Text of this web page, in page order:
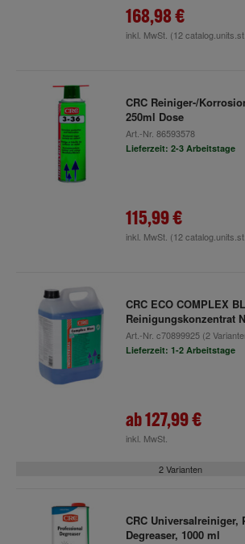
168,98 €
inkl. MwSt. (12
CRC Reiniger-/
250ml Dose
Art.-Nr. 86593578
Lieferzeit: 2-3 Arbeitstage
115,99 €
inkl. MwSt. (12
CRC ECO COMPLEX
Reinigungskonzentrat
Art.-Nr. c70899925(2
Lieferzeit: 1-2 Arbeitstage
ab127,99 €
inkl. MwSt.
2 Varianten
CRC Universalreiniger,
Degreaser, 1000 ml